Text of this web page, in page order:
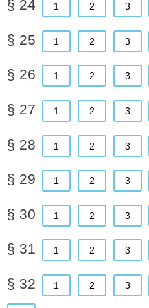
§ 24 1 2 3
§ 25 1 2 3
§ 26 1 2 3
§ 27 1 2 3
§ 28 1 2 3
§ 29 1 2 3
§ 30 1 2 3
§ 31 1 2 3
§ 32 1 2 3